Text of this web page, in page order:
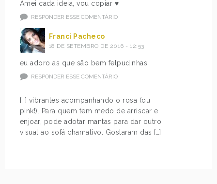
Amei cada ideia, vou copiar ♥
RESPONDER ESSE COMENTÁRIO
Franci Pacheco
18 DE SETEMBRO DE 2016 - 12:53
eu adoro as que são bem felpudinhas
RESPONDER ESSE COMENTÁRIO
[…] vibrantes acompanhando o rosa (ou
pink!). Para quem tem medo de arriscar e
enjoar, pode adotar mantas para dar outro
visual ao sofá chamativo. Gostaram das […]